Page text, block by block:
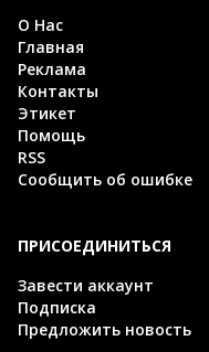
О Нас
Главная
Реклама
Контакты
Этикет
Помощь
RSS
Сообщить об ошибке
ПРИСОЕДИНИТЬСЯ
Завести аккаунт
Подписка
Предложить новость